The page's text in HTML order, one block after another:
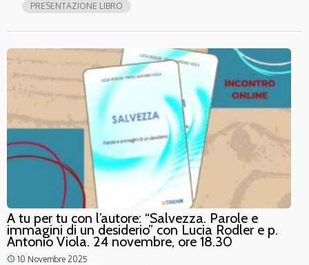
PRESENTAZIONE LIBRO
A tu per tu con l’autore: “Salvezza. Parole e
immagini di un desiderio” con Lucia Rodler e p.
Antonio Viola. 24 novembre, ore 18.30
access_time 10 Novembre 2025